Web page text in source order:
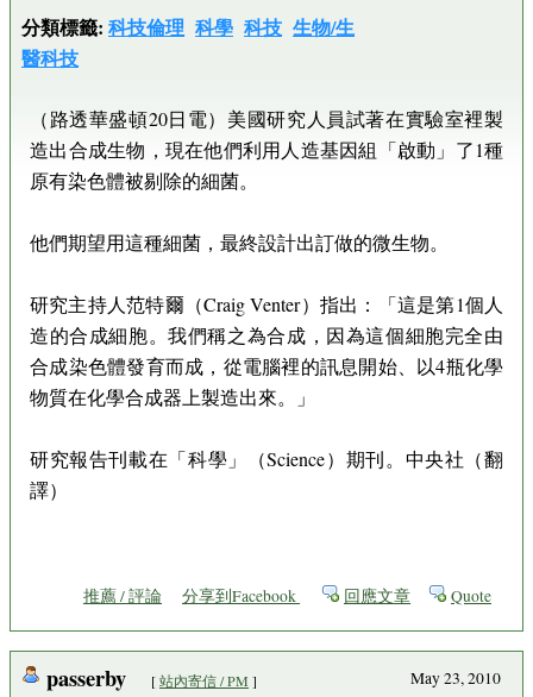
分類標籤: 科技倫理 科學 科技 生物/生
醫科技
（路透華盛頓20日電）美國研究人員試著在實驗室裡製
造出合成生物，現在他們利用人造基因組「啟動」了1種
原有染色體被剔除的細菌。
他們期望用這種細菌，最終設計出訂做的微生物。
研究主持人范特爾（Craig Venter）指出：「這是第1個人
造的合成細胞。我們稱之為合成，因為這個細胞完全由
合成染色體發育而成，從電腦裡的訊息開始、以4瓶化學
物質在化學合成器上製造出來。」
研究報告刊載在「科學」（Science）期刊。中央社（翻
譯）
推薦 / 評論 分享到Facebook 回應文章 Quote
passerby [站內寄信 / PM ]
May 23, 2010